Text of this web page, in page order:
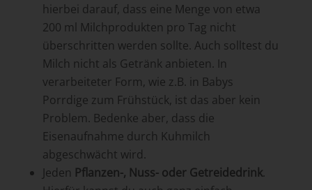
hierbei darauf, dass eine Menge von etwa
200 ml Milchprodukten pro Tag nicht
überschritten werden sollte. Auch solltest du
Milch nicht als Getränk anbieten. In
verarbeiteter Form, wie z.B. in Babys
Porrdige zum Frühstück, ist das aber kein
Problem. Bedenke aber, dass die
Eisenaufnahme durch Kuhmilch
abgeschwächt wird.
Jeden Pflanzen-, Nuss- oder Getreidedrink.